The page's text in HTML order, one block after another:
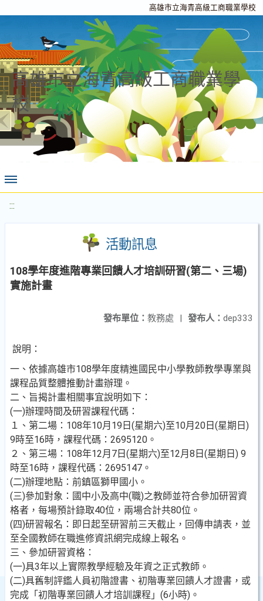
高雄市立海青高級工商職業學校
高雄市立海青高級工商職業學
校
:::
活動訊息
108學年度進階專業回饋人才培訓研習(第二、三場)
實施計畫
發布人： dep333
發布單位： 教務處 |
說明：
一、依據高雄市108學年度精進國民中小學教師教學專業與
課程品質整體推動計畫辦理。
二、旨揭計畫相關事宜說明如下：
(一)辦理時間及研習課程代碼：
１、第二場：108年10月19日(星期六)至10月20日(星期日)
9時至16時，課程代碼：2695120。
２、第三場：108年12月7日(星期六)至12月8日(星期日) 9
時至16時，課程代碼：2695147。
(二)辦理地點：前鎮區獅甲國小。
(三)參加對象：國中小及高中(職)之教師並符合參加研習資
格者，每場預計錄取40位，兩場合計共80位。
(四)研習報名：即日起至研習前三天截止，回傳申請表，並
至全國教師在職進修資訊網完成線上報名。
三、參加研習資格：
(一)具3年以上實際教學經驗及年資之正式教師。
(二)具舊制評鑑人員初階證書、初階專業回饋人才證書，或
完成「初階專業回饋人才培訓課程」(6小時)。